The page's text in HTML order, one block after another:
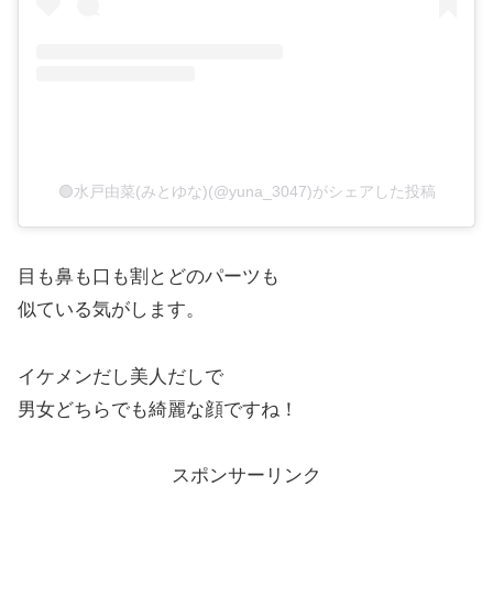
🟢水戸由菜(みとゆな)(@yuna_3047)がシェアした投稿
目も鼻も口も割とどのパーツも
似ている気がします。
イケメンだし美人だしで
男女どちらでも綺麗な顔ですね！
スポンサーリンク